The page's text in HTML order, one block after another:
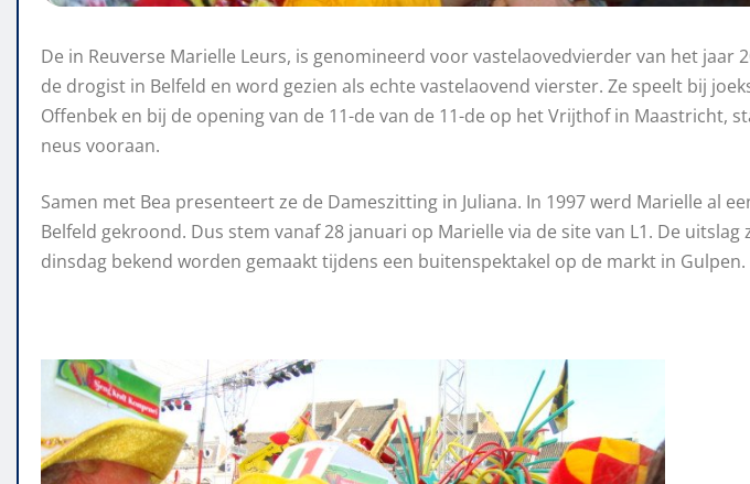
De in Reuverse Marielle Leurs, is genomineerd voor vastelaovedvierder van het jaar
de drogist in Belfeld en word gezien als echte vastelaovend vierster. Ze speelt bij
Offenbek en bij de opening van de 11-de van de 11-de op het Vrijthof in Maastricht,
neus vooraan.
Samen met Bea presenteert ze de Dameszitting in Juliana. In 1997 werd Marielle al
Belfeld gekroond. Dus stem vanaf 28 januari op Marielle via de site van L1. De uitslag
dinsdag bekend worden gemaakt tijdens een buitenspektakel op de markt in Gulpen.